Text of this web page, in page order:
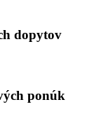
dopytov
ponúk